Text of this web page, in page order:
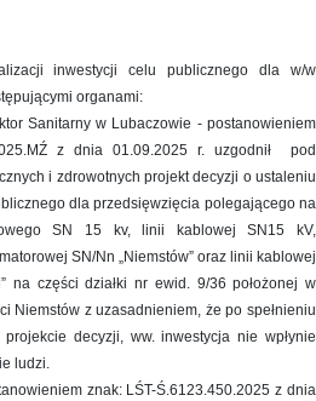
inwestycji celu publicznego dla w/w
organami:
Sanitarny w Lubaczowie - postanowieniem
z dnia 01.09.2025 r. uzgodnił pod
i zdrowotnych projekt decyzji o ustaleniu
dla przedsięwzięcia polegającego na
SN 15 kv, linii kablowej SN15 kV,
SN/Nn „Niemstów” oraz linii kablowej
na części działki nr ewid. 9/36 położonej w
Niemstów z uzasadnieniem, że po spełnieniu
decyzji, ww. inwestycja nie wpłynie
ludzi.
znak: LŚT-Ś.6123.450.2025 z dnia